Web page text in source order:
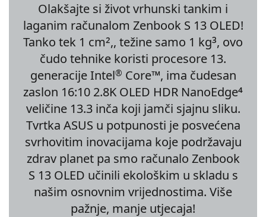
Olakšajte si život vrhunski tankim i
laganim računalom Zenbook S 13 OLED!
Tanko tek 1 cm2,, težine samo 1 kg3, ovo
čudo tehnike koristi procesore 13.
generacije Intel® Core™, ima čudesan
zaslon 16:10 2.8K OLED HDR NanoEdge4
veličine 13.3 inča koji jamči sjajnu sliku.
Tvrtka ASUS u potpunosti je posvećena
svrhovitim inovacijama koje podržavaju
zdrav planet pa smo računalo Zenbook
S 13 OLED učinili ekološkim u skladu s
našim osnovnim vrijednostima. Više
pažnje, manje utjecaja!